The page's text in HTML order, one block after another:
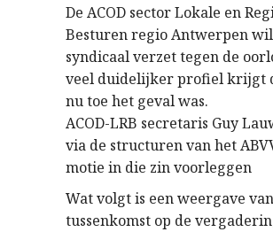
De ACOD sector Lokale en
Besturen regio Antwerpen
syndicaal verzet tegen de
veel duidelijker profiel krijgt
nu toe het geval was.
ACOD-LRB secretaris Guy
via de structuren van het
motie in die zin voorleggen
Wat volgt is een weergave
tussenkomst op de